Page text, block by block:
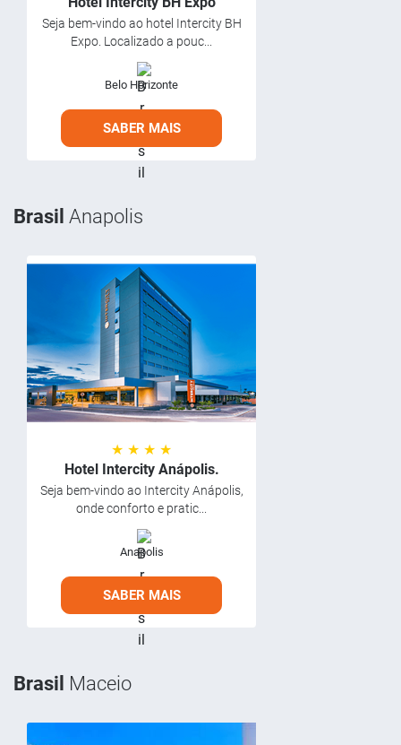
Seja bem-vindo ao hotel Intercity BH
Expo. Localizado a pouc...
Belo Horizonte
SABER MAIS
Brasil Anapolis
★ ★ ★ ★
Hotel Intercity Anápolis.
Seja bem-vindo ao Intercity Anápolis,
onde conforto e pratic...
Anapolis
SABER MAIS
Brasil Maceio